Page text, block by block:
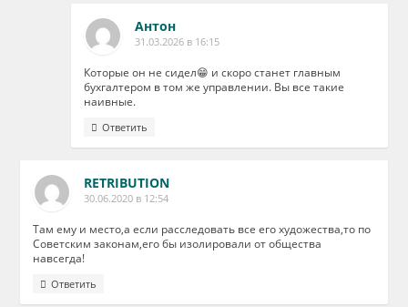
Антон
31.03.2026 в 16:15
Которые он не сидел😁 и скоро станет главным
бухгалтером в том же управлении. Вы все такие
наивные.
Ответить
RETRIBUTION
30.06.2020 в 12:54
Там ему и место,а если расследовать все его художества,то по
Советским законам,его бы изолировали от общества
навсегда!
Ответить